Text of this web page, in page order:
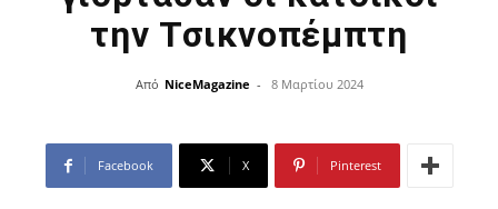
την Τσικνοπέμπτη
Από NiceMagazine - 8 Μαρτίου 2024
Facebook X Pinterest